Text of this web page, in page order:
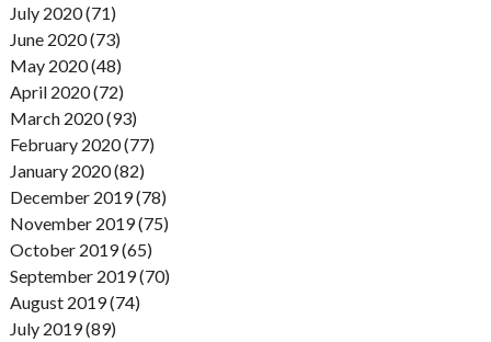
July 2020 (71)
June 2020 (73)
May 2020 (48)
April 2020 (72)
March 2020 (93)
February 2020 (77)
January 2020 (82)
December 2019 (78)
November 2019 (75)
October 2019 (65)
September 2019 (70)
August 2019 (74)
July 2019 (89)